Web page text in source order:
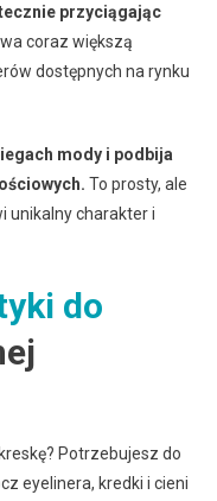
przyciągając
coraz większą
dostępnych na rynku
mody i podbija
To prosty, ale
unikalny charakter i
do
Potrzebujesz do
eyelinera, kredki i cieni